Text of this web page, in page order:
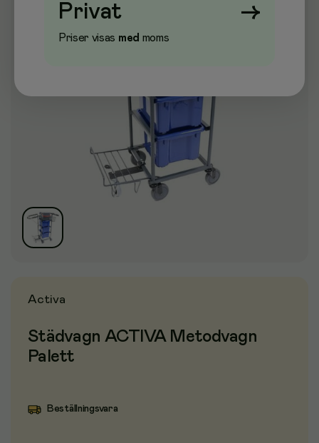
Activa
Städvagn ACTIVA Metodvagn
Palett
Beställningsvara
Privat →
Priser visas med moms